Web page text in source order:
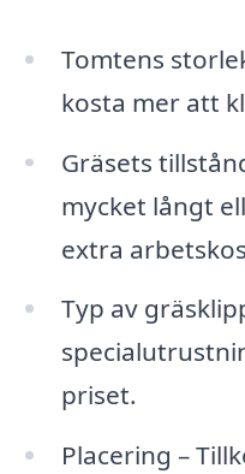
Tomtens
kosta mer att
Gräsets
mycket långt
extra
Typ av
priset.
Placering –